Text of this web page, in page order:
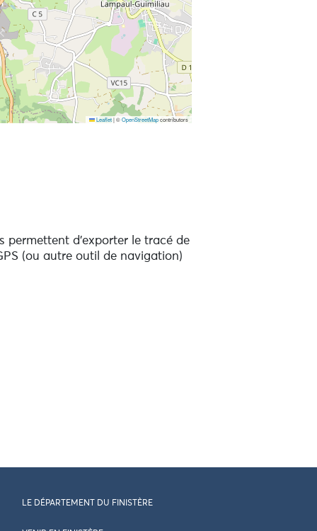
Leaflet |©OpenStreetMapcontributors
permettent d'exporter le tracé de
(ou autre outil de navigation)
LE DÉPARTEMENT DU FINISTÈRE